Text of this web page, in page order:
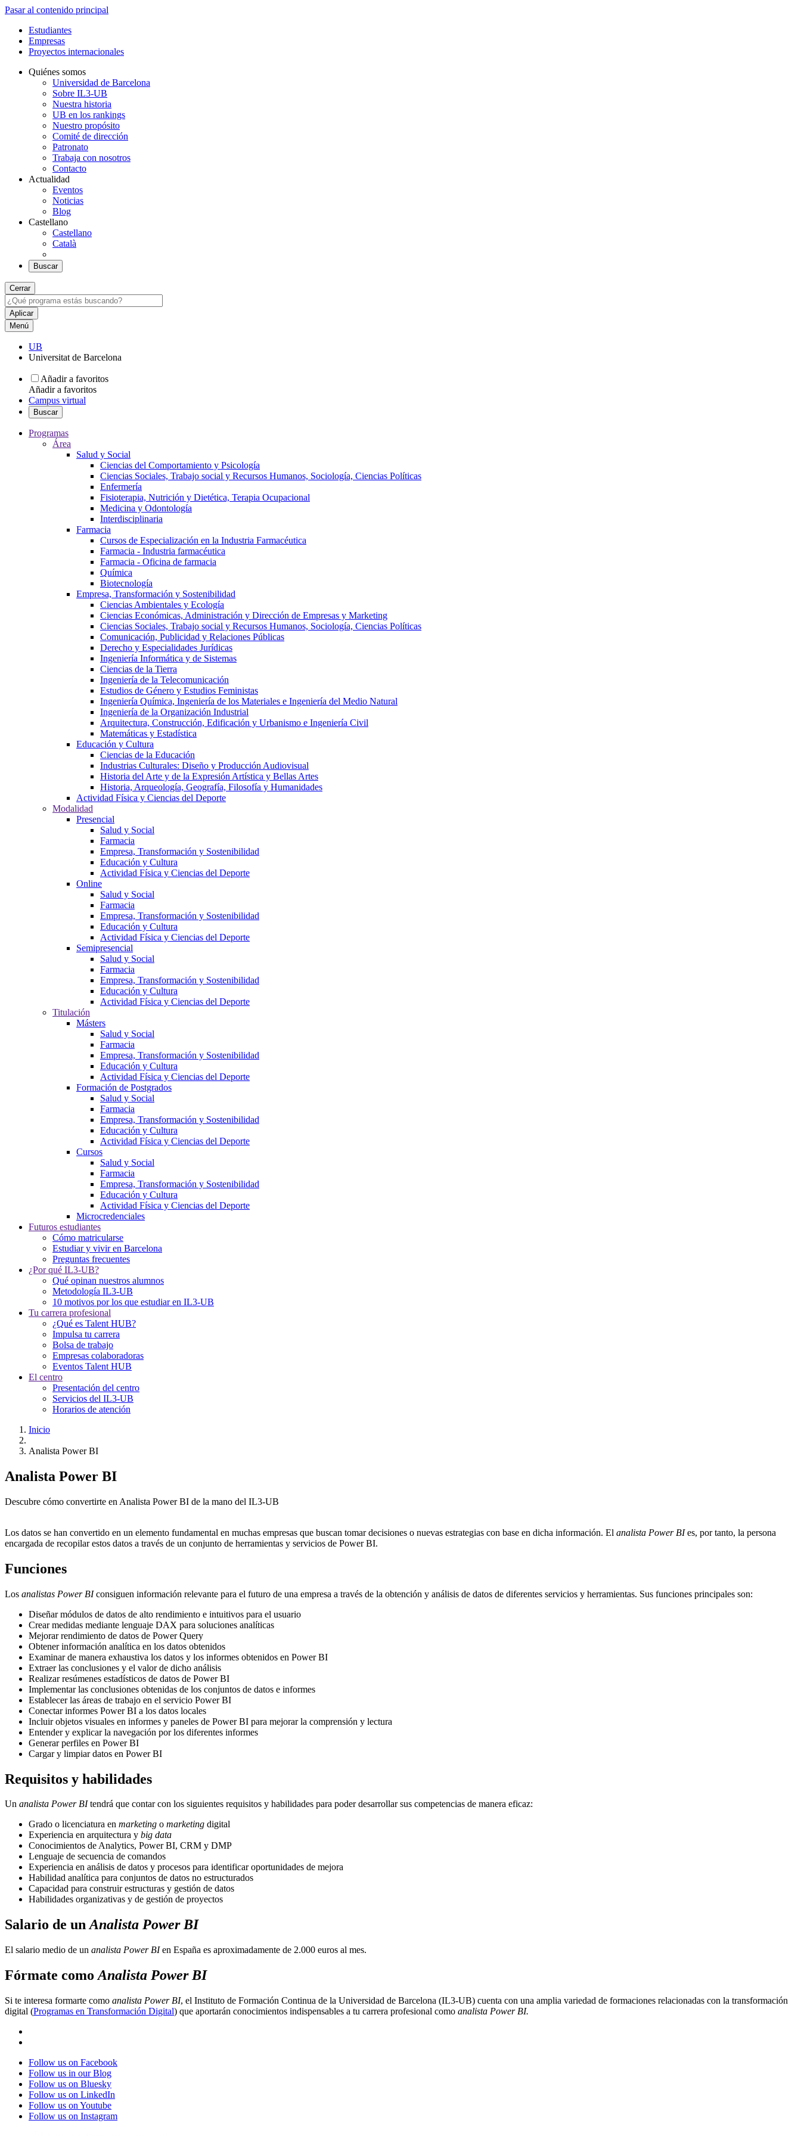
Pasar al contenido principal
Estudiantes
Empresas
Proyectos internacionales
Quiénes somos
Universidad de Barcelona
Sobre IL3-UB
Nuestra historia
UB en los rankings
Nuestro propósito
Comité de dirección
Patronato
Trabaja con nosotros
Contacto
Actualidad
Eventos
Noticias
Blog
Castellano
Castellano
Català
Buscar
Cerrar
Menú
UB
Universitat de Barcelona
Añadir a favoritos
Añadir a favoritos
Campus virtual
Buscar
Programas
Área
Salud y Social
Ciencias del Comportamiento y Psicología
Ciencias Sociales, Trabajo social y Recursos Humanos, Sociología, Ciencias Políticas
Enfermería
Fisioterapia, Nutrición y Dietética, Terapia Ocupacional
Medicina y Odontología
Interdisciplinaria
Farmacia
Cursos de Especialización en la Industria Farmacéutica
Farmacia - Industria farmacéutica
Farmacia - Oficina de farmacia
Química
Biotecnología
Empresa, Transformación y Sostenibilidad
Ciencias Ambientales y Ecología
Ciencias Económicas, Administración y Dirección de Empresas y Marketing
Ciencias Sociales, Trabajo social y Recursos Humanos, Sociología, Ciencias Políticas
Comunicación, Publicidad y Relaciones Públicas
Derecho y Especialidades Jurídicas
Ingeniería Informática y de Sistemas
Ciencias de la Tierra
Ingeniería de la Telecomunicación
Estudios de Género y Estudios Feministas
Ingeniería Química, Ingeniería de los Materiales e Ingeniería del Medio Natural
Ingeniería de la Organización Industrial
Arquitectura, Construcción, Edificación y Urbanismo e Ingeniería Civil
Matemáticas y Estadística
Educación y Cultura
Ciencias de la Educación
Industrias Culturales: Diseño y Producción Audiovisual
Historia del Arte y de la Expresión Artística y Bellas Artes
Historia, Arqueología, Geografía, Filosofía y Humanidades
Actividad Física y Ciencias del Deporte
Modalidad
Presencial
Salud y Social
Farmacia
Empresa, Transformación y Sostenibilidad
Educación y Cultura
Actividad Física y Ciencias del Deporte
Online
Salud y Social
Farmacia
Empresa, Transformación y Sostenibilidad
Educación y Cultura
Actividad Física y Ciencias del Deporte
Semipresencial
Salud y Social
Farmacia
Empresa, Transformación y Sostenibilidad
Educación y Cultura
Actividad Física y Ciencias del Deporte
Titulación
Másters
Salud y Social
Farmacia
Empresa, Transformación y Sostenibilidad
Educación y Cultura
Actividad Física y Ciencias del Deporte
Formación de Postgrados
Salud y Social
Farmacia
Empresa, Transformación y Sostenibilidad
Educación y Cultura
Actividad Física y Ciencias del Deporte
Cursos
Salud y Social
Farmacia
Empresa, Transformación y Sostenibilidad
Educación y Cultura
Actividad Física y Ciencias del Deporte
Microcredenciales
Futuros estudiantes
Cómo matricularse
Estudiar y vivir en Barcelona
Preguntas frecuentes
¿Por qué IL3-UB?
Qué opinan nuestros alumnos
Metodología IL3-UB
10 motivos por los que estudiar en IL3-UB
Tu carrera profesional
¿Qué es Talent HUB?
Impulsa tu carrera
Bolsa de trabajo
Empresas colaboradoras
Eventos Talent HUB
El centro
Presentación del centro
Servicios del IL3-UB
Horarios de atención
Inicio
Analista Power BI
Analista Power BI
Descubre cómo convertirte en Analista Power BI de la mano del IL3-UB
Los datos se han convertido en un elemento fundamental en muchas empresas que buscan tomar decisiones o nuevas estrategias con base en dicha información. El analista Power BIes, por tanto, la persona
encargada de recopilar estos datos a través de un conjunto de herramientas y servicios de Power BI.
Funciones
Los analistas Power BIconsiguen información relevante para el futuro de una empresa a través de la obtención y análisis de datos de diferentes servicios y herramientas. Sus funciones principales son:
Diseñar módulos de datos de alto rendimiento e intuitivos para el usuario
Crear medidas mediante lenguaje DAX para soluciones analíticas
Mejorar rendimiento de datos de Power Query
Obtener información analítica en los datos obtenidos
Examinar de manera exhaustiva los datos y los informes obtenidos en Power BI
Extraer las conclusiones y el valor de dicho análisis
Realizar resúmenes estadísticos de datos de Power BI
Implementar las conclusiones obtenidas de los conjuntos de datos e informes
Establecer las áreas de trabajo en el servicio Power BI
Conectar informes Power BI a los datos locales
Incluir objetos visuales en informes y paneles de Power BI para mejorar la comprensión y lectura
Entender y explicar la navegación por los diferentes informes
Generar perfiles en Power BI
Cargar y limpiar datos en Power BI
Requisitos y habilidades
Un analista Power BItendrá que contar con los siguientes requisitos y habilidades para poder desarrollar sus competencias de manera eficaz:
Grado o licenciatura en marketing o marketing digital
Experiencia en arquitectura y big data
Conocimientos de Analytics, Power BI, CRM y DMP
Lenguaje de secuencia de comandos
Experiencia en análisis de datos y procesos para identificar oportunidades de mejora
Habilidad analítica para conjuntos de datos no estructurados
Capacidad para construir estructuras y gestión de datos
Habilidades organizativas y de gestión de proyectos
Salario de unAnalista Power BI
El salario medio de un analista Power BIen España es aproximadamente de 2.000 euros al mes.
Fórmate como Analista Power BI
Si te interesa formarte como analista Power BI, el Instituto de Formación Continua de la Universidad de Barcelona (IL3-UB) cuenta con una amplia variedad de formaciones relacionadas con la transformación
digital (Programas en Transformación Digital) que aportarán conocimientos indispensables a tu carrera profesional como analista Power BI.
Follow us on Facebook
Follow us in our Blog
Follow us on Bluesky
Follow us on LinkedIn
Follow us on Youtube
Follow us on Instagram